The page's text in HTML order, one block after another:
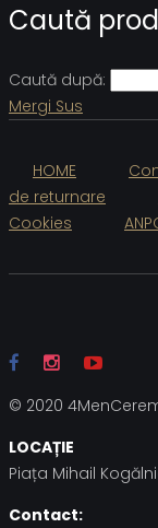
Caută
Caută după:
Mergi Sus
HOME
de returnare
Cookies
© 2020
LOCAȚIE
Piața Mihail
Contact: